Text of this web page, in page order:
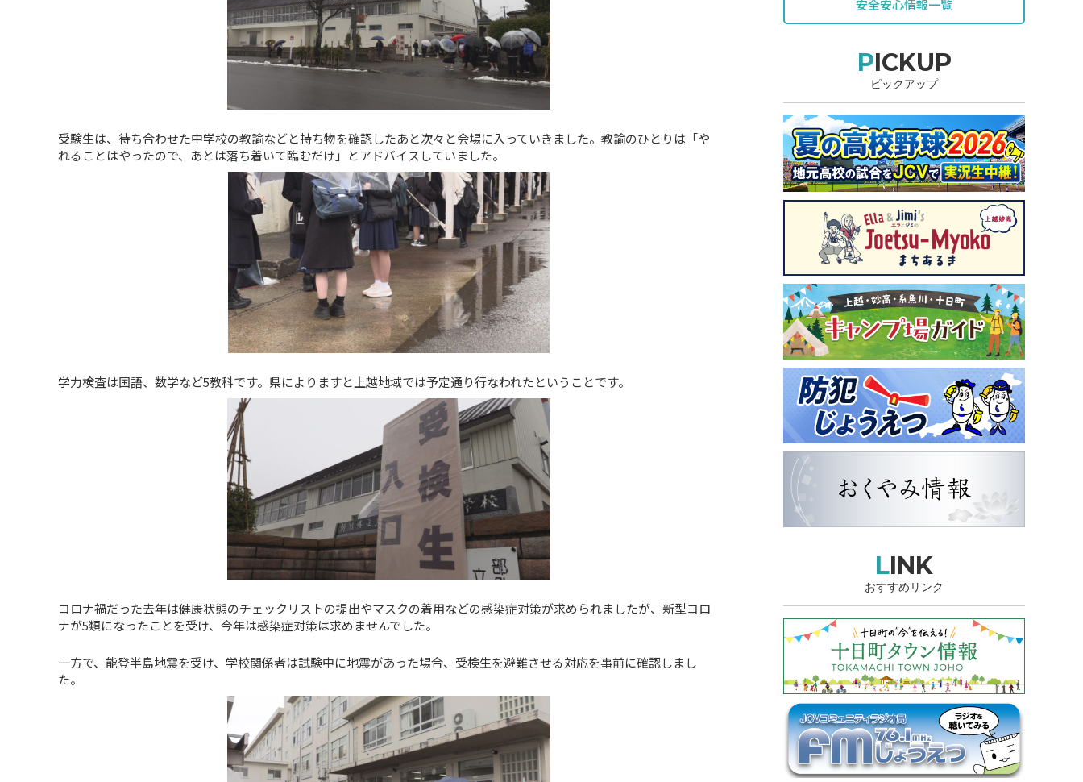
受験生は、待ち合わせた中学校の教諭などと持ち物を確認したあと次々と会場に入っていきました。教諭のひとりは「や
れることはやったので、あとは落ち着いて臨むだけ」とアドバイスしていました。
学力検査は国語、数学など5教科です。県によりますと上越地域では予定通り行なわれたということです。
コロナ禍だった去年は健康状態のチェックリストの提出やマスクの着用などの感染症対策が求められましたが、新型コロ
ナが5類になったことを受け、今年は感染症対策は求めませんでした。
一方で、能登半島地震を受け、学校関係者は試験中に地震があった場合、受検生を避難させる対応を事前に確認しまし
た。
安全安心情報一覧
PICKUP
ピックアップ
LINK
おすすめリンク